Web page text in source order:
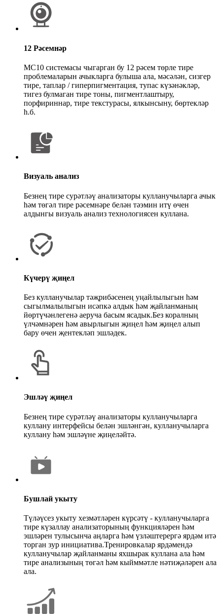
12 Рәсемнәр
MC10 системасы чыгарган бу 12 рәсем төрле тире
проблемаларын ачыкларга булыша ала, мәсәлән, сизгер
тире, таплар / гиперпигментация, тупас күзәнәкләр,
тигез булмаган тире тоны, пигментлаштыру,
порфириннар, тире текстурасы, ялкынсыну, бөртекләр
һ.б.
Визуаль анализ
Безнең тире сурәтләү анализаторы кулланучыларга ачык
һәм төгәл тире рәсемнәре белән тәэмин итү өчен
алдынгы визуаль анализ технологиясен куллана.
Күчерү җиңел
Без кулланучылар тәҗрибәсенең уңайлылыгын һәм
сыгылмалылыгын исәпкә алдык һәм җайланманың
йөртүчәнлегенә аеруча басым ясадык.Без коралның
үлчәмнәрен һәм авырлыгын җиңел һәм җиңел алып
бару өчен җентекләп эшләдек.
Эшләү җиңел
Безнең тире сурәтләү анализаторы кулланучыларга
куллану интерфейсы белән эшләнгән, кулланучыларга
куллану һәм эшләүне җиңеләйтә.
Бушлай укыту
Түләүсез укыту хезмәтләрен күрсәтү - кулланучыларга
тире күзаллау анализаторының функцияләрен һәм
эшләрен тулысынча аңларга һәм үзләштерергә ярдәм итә
торган зур инициатива.Тренировкалар ярдәмендә
кулланучылар җайланманы яхшырак куллана ала һәм
тире анализының төгәл һәм кыйммәтле нәтиҗәләрен ала
ала.